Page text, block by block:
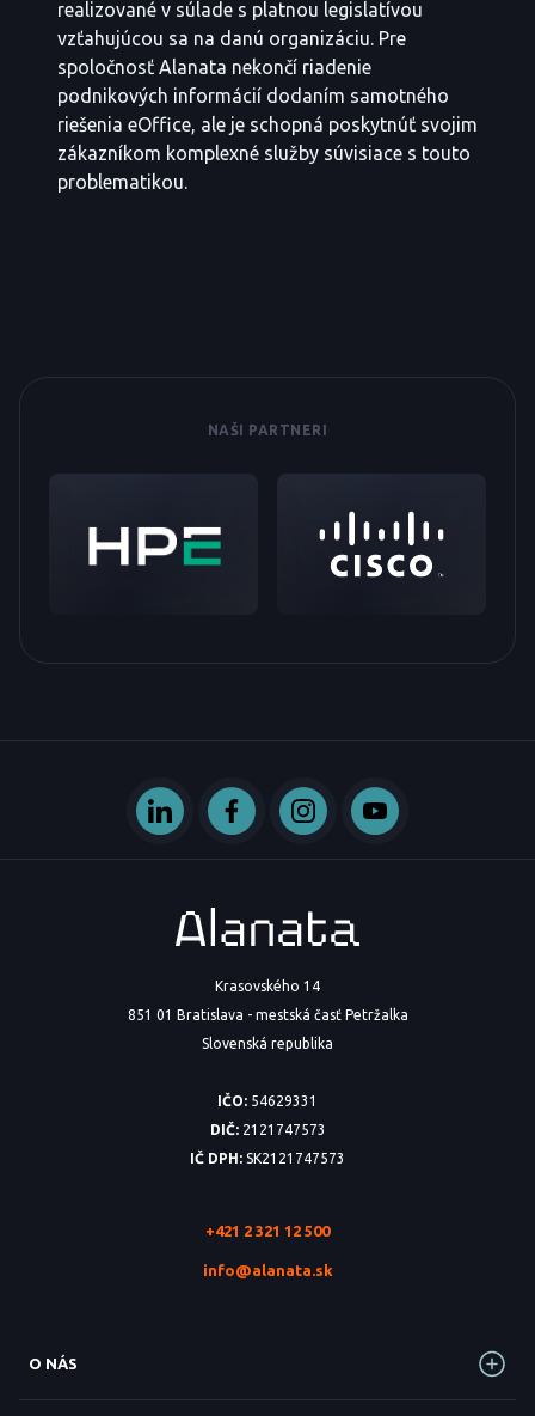
realizované v súlade s platnou legislatívou
vzťahujúcou sa na danú organizáciu. Pre
spoločnosť Alanata nekončí riadenie
podnikových informácií dodaním samotného
riešenia eOffice, ale je schopná poskytnúť svojim
zákazníkom komplexné služby súvisiace s touto
problematikou.
NAŠI PARTNERI
Krasovského 14
851 01 Bratislava - mestská časť Petržalka
Slovenská republika
IČO: 54629331
DIČ:2121747573
IČ DPH: SK2121747573
+421 2 321 12 500
info@alanata.sk
O NÁS